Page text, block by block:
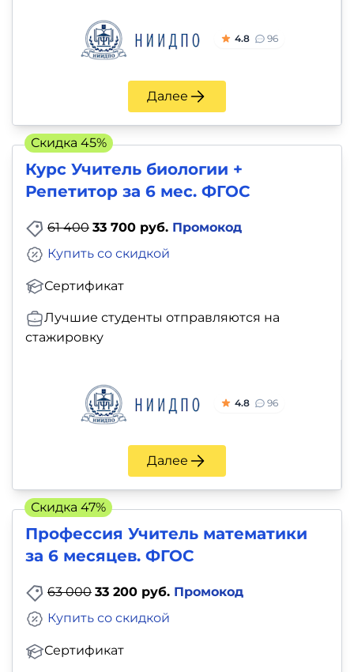
4.8 96
Далее
Курс Учитель биологии +
Репетитор за 6 мес. ФГОС
61 400 33 700 руб. Промокод
Сертификат
Купить со скидкой
Лучшие студенты отправляются на
стажировку
4.8 96
Далее
Скидка 45%
Профессия Учитель математики
за 6 месяцев. ФГОС
63 000 33 200 руб. Промокод
Сертификат
Купить со скидкой
Скидка 47%